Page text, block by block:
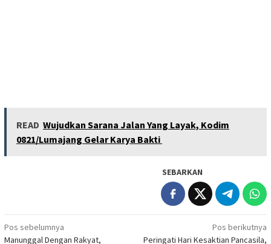
READ Wujudkan Sarana Jalan Yang Layak, Kodim
0821/Lumajang Gelar Karya Bakti
SEBARKAN
Navigasi
Pos sebelumnya
Manunggal Dengan Rakyat,
Pos berikutnya
Peringati Hari Kesaktian Pancasila,